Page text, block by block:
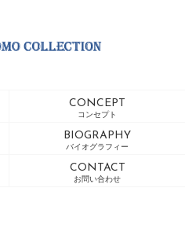
CONCEPT
コンセプト
BIOGRAPHY
バイオグラフィー
CONTACT
お問い合わせ